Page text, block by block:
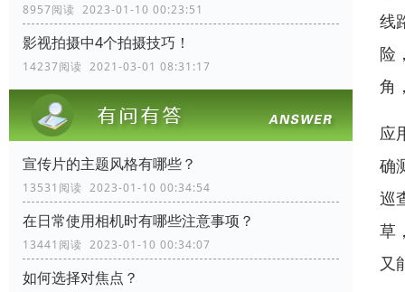
8957阅读 2023-01-10 00:23:51
影视拍摄中4个拍摄技巧！
14237阅读 2021-03-01 08:31:17
宣传片的主题风格有哪些？
13531阅读 2023-01-10 00:34:54
在日常使用相机时有哪些注意事项？
13441阅读 2023-01-10 00:34:07
如何选择对焦点？
线
险
角
应
确
巡
草
又